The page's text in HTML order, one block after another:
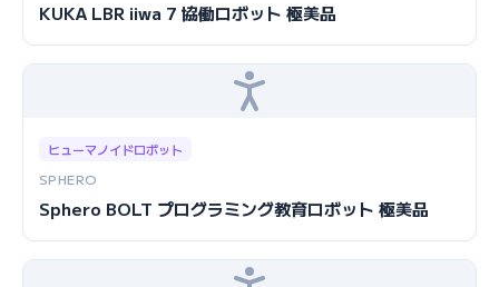
KUKA LBR iiwa 7 協働ロボット 極美品
ヒューマノイドロボット
SPHERO
Sphero BOLT プログラミング教育ロボット 極美品